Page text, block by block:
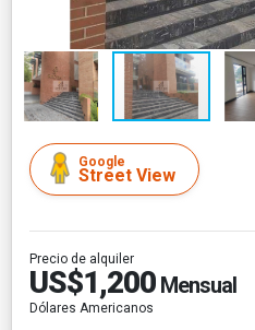
Google
Street View
Precio de alquiler
US$1,200 Mensual
Dólares Americanos